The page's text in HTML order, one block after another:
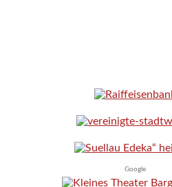
Google